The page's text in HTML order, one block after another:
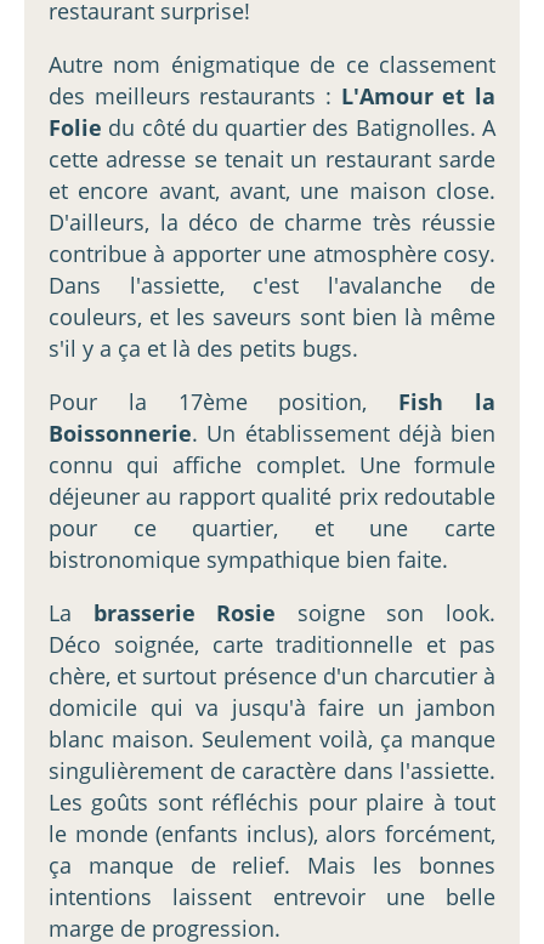
restaurant surprise!
Autre nom énigmatique de ce classement
des meilleurs restaurants : L'Amour et la
Folie du côté du quartier des Batignolles. A
cette adresse se tenait un restaurant sarde
et encore avant, avant, une maison close.
D'ailleurs, la déco de charme très réussie
contribue à apporter une atmosphère cosy.
Dans l'assiette, c'est l'avalanche de
couleurs, et les saveurs sont bien là même
s'il y a ça et là des petits bugs.
Pour la 17ème position, Fish la
Boissonnerie. Un établissement déjà bien
connu qui affiche complet. Une formule
déjeuner au rapport qualité prix redoutable
pour ce quartier, et une carte
bistronomique sympathique bien faite.
La brasserie Rosie soigne son look.
Déco soignée, carte traditionnelle et pas
chère, et surtout présence d'un charcutier à
domicile qui va jusqu'à faire un jambon
blanc maison. Seulement voilà, ça manque
singulièrement de caractère dans l'assiette.
Les goûts sont réfléchis pour plaire à tout
le monde (enfants inclus), alors forcément,
ça manque de relief. Mais les bonnes
intentions laissent entrevoir une belle
marge de progression.